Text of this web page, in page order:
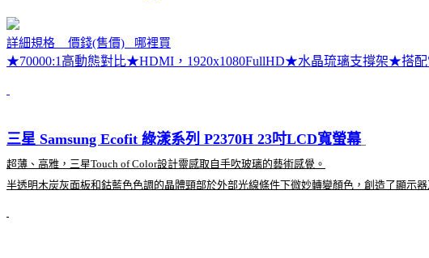
詳細規格 價錢(售價) 哪裡買
★70000:1高動態對比★HDMI，1920x1080FullHD★水晶琉璃支撐架★搭
三星 Samsung Ecofit 綠漾系列 P2370H 23吋LCD寬螢幕
超薄、高雅，三星Touch of Color設計靈感取自手吹玻璃的藝術感覺。
半透明木炭灰面板和鈷藍色色調的晶體頸部於外部光線條件下微妙轉變顏色，創造了顯示